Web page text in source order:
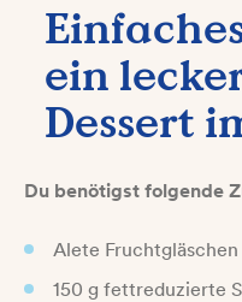
ein
Dessert
Du benötigst folgende
Alete Fruchtgläschen
150 g fettreduzierte